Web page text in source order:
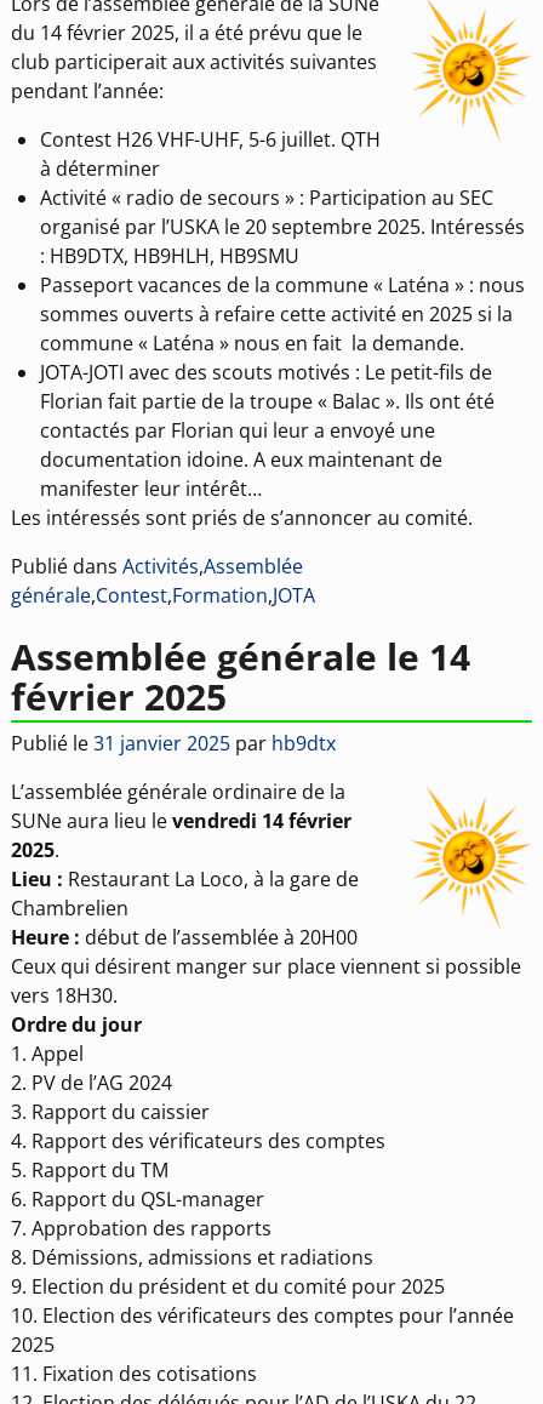
du 14 février 2025, il a été prévu que le
club participerait aux activités suivantes
pendant l’année:
Contest H26 VHF-UHF, 5-6 juillet. QTH
à déterminer
Activité « radio de secours » : Participation au SEC
organisé par l’USKA le 20 septembre 2025. Intéressés
: HB9DTX, HB9HLH, HB9SMU
Passeport vacances de la commune « Laténa » : nous
sommes ouverts à refaire cette activité en 2025 si la
commune « Laténa » nous en fait la demande.
JOTA-JOTI avec des scouts motivés : Le petit-fils de
Florian fait partie de la troupe « Balac ». Ils ont été
contactés par Florian qui leur a envoyé une
documentation idoine. A eux maintenant de
manifester leur intérêt…
Les intéressés sont priés de s’annoncer au comité.
Publié dans Activités,Assemblée
générale,Contest,Formation,JOTA
Assemblée générale le 14
février 2025
Publié le31 janvier 2025 par hb9dtx
L’assemblée générale ordinaire de la
SUNe aura lieu levendredi 14 février
2025.
Lieu : Restaurant La Loco, à la gare de
Chambrelien
Heure : début de l’assemblée à 20H00
Ceux qui désirent manger sur place viennent si possible
vers 18H30.
Ordre du jour
1. Appel
2. PV de l’AG 2024
3. Rapport du caissier
4. Rapport des vérificateurs des comptes
5. Rapport du TM
6. Rapport du QSL-manager
7. Approbation des rapports
8. Démissions, admissions et radiations
9. Election du président et du comité pour 2025
10. Election des vérificateurs des comptes pour l’année
2025
11. Fixation des cotisations